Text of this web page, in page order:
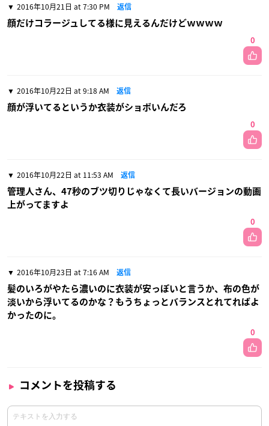
2016年10月21日 at 7:30 PM 返信
顔だけコラージュしてる様に見えるんだけどｗｗｗｗ
0
2016年10月22日 at 9:18 AM 返信
顔が浮いてるというか衣装がショボいんだろ
0
2016年10月22日 at 11:53 AM 返信
管理人さん、47秒のブツ切りじゃなくて長いバージョンの動画
上がってますよ
0
2016年10月23日 at 7:16 AM 返信
髪のいろがやたら濃いのに衣装が安っぽいと言うか、布の色が
淡いから浮いてるのかな？もうちょっとバランスとれてればよ
かったのに。
0
コメントを投稿する